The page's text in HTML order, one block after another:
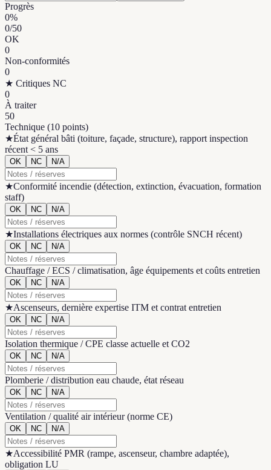
Progrès
0%
0/50
OK
0
Non-conformités
0
★ Critiques NC
0
À traiter
50
Technique (10 points)
★État général bâti (toiture, façade, structure), rapport inspection
récent < 5 ans
OK NC N/A
★Conformité incendie (détection, extinction, évacuation, formation
staff)
OK NC N/A
★Installations électriques aux normes (contrôle SNCH récent)
OK NC N/A
Chauffage / ECS / climatisation, âge équipements et coûts entretien
OK NC N/A
★Ascenseurs, dernière expertise ITM et contrat entretien
OK NC N/A
Isolation thermique / CPE classe actuelle et CO2
OK NC N/A
Plomberie / distribution eau chaude, état réseau
OK NC N/A
Ventilation / qualité air intérieur (norme CE)
OK NC N/A
★Accessibilité PMR (rampe, ascenseur, chambre adaptée),
obligation LU